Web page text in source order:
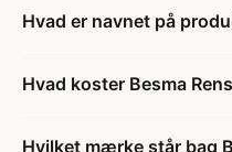
Hvad er navnet på
Hvad koster Besma
Hvilket mærke står bag